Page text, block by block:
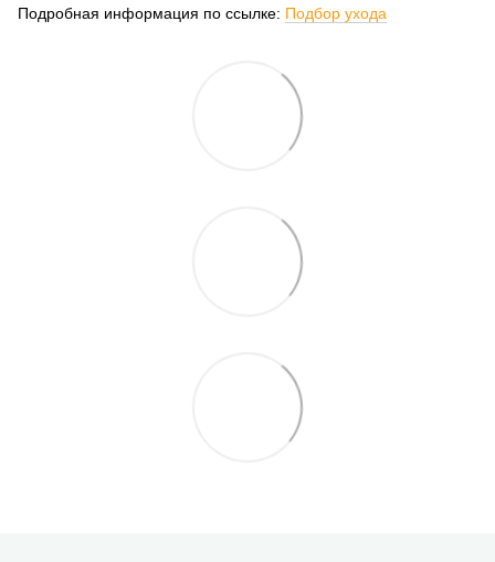
Подробная информация по ссылке: Подбор ухода